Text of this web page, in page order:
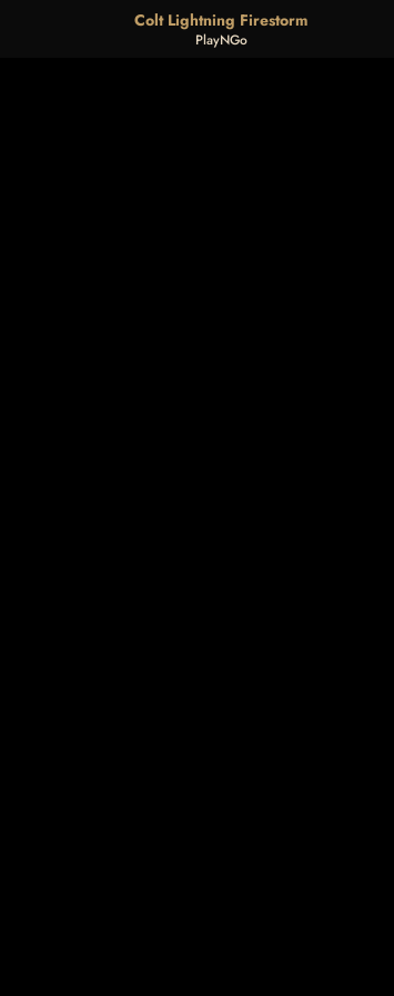
Colt Lightning Firestorm
PlayNGo